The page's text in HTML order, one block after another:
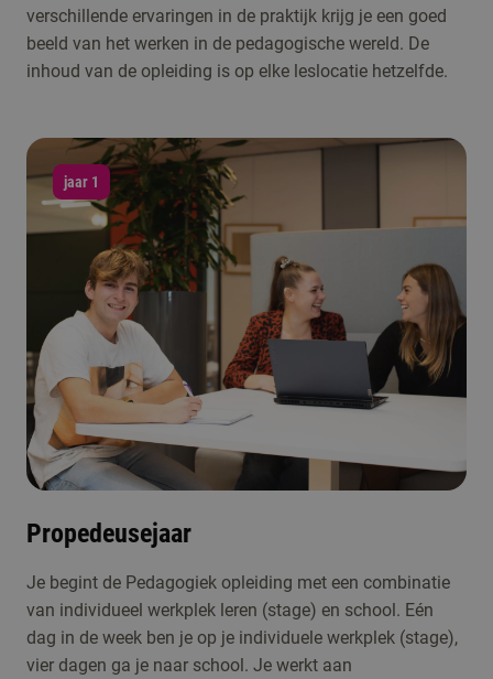
verschillende ervaringen in de praktijk krijg je een goed
beeld van het werken in de pedagogische wereld. De
inhoud van de opleiding is op elke leslocatie hetzelfde.
jaar 1
Propedeusejaar
Je begint de Pedagogiek opleiding met een combinatie
van individueel werkplek leren (stage) en school. Eén
dag in de week ben je op je individuele werkplek (stage),
vier dagen ga je naar school. Je werkt aan